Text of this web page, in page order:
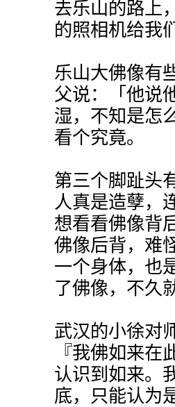
去乐山的路上
的照相机给我
乐山大佛像有
父说：「他说
湿，不知是怎
看个究竟。
第三个脚趾头
人真是造孽，
想看看佛像背
佛像后背，难
一个身体，也
了佛像，不久
武汉的小徐对
『我佛如来
认识到如来。
底，只能认为